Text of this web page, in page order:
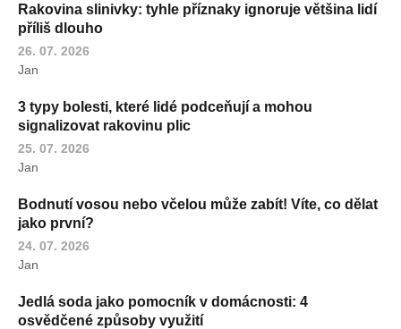
Rakovina slinivky: tyhle příznaky ignoruje většina lidí
příliš dlouho
26. 07. 2026
Jan
3 typy bolesti, které lidé podceňují a mohou
signalizovat rakovinu plic
25. 07. 2026
Jan
Bodnutí vosou nebo včelou může zabít! Víte, co dělat
jako první?
24. 07. 2026
Jan
Jedlá soda jako pomocník v domácnosti: 4
osvědčené způsoby využití